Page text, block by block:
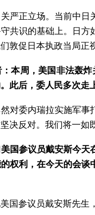
严正立场。当前中
共识的基础上。日
敦促日本执政当局
本周，美国非法轰
此后，委人民多次
对委内瑞拉实施军
决反对。我们将一
国参议员戴安斯今
权利，在今天的会
国参议员戴安斯先